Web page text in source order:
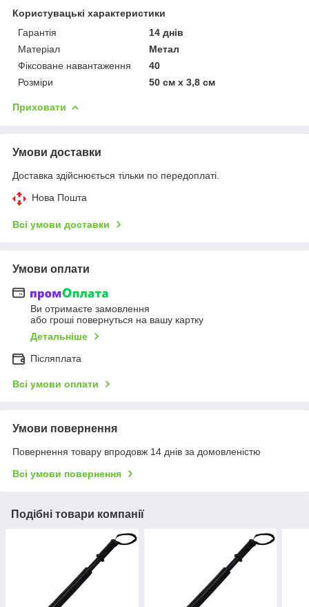
Користувацькі характеристики
Гарантія
14 днів
Матеріал
Метал
Фіксоване навантаження
40
Розміри
50 см х 3,8 см
Приховати
Умови доставки
Доставка здійснюється тільки по передоплаті.
Нова Пошта
Всі умови доставки
Умови оплати
Ви отримаєте замовлення
або гроші повернуться на вашу картку
Детальніше
Післяплата
Всі умови оплати
Умови повернення
Повернення товару впродовж 14 днів за домовленістю
Всі умови повернення
Подібні товари компанії